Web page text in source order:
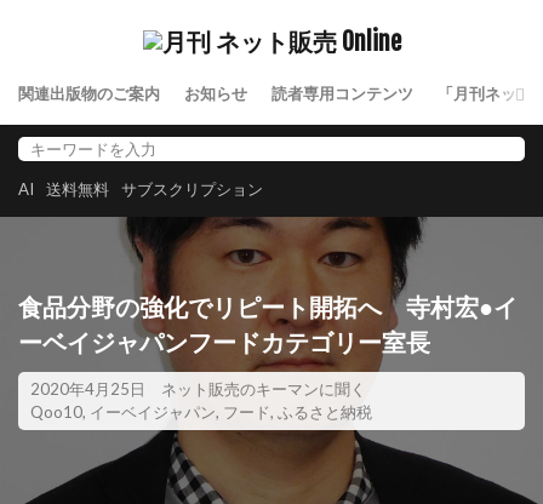
関連出版物のご案内 お知らせ 読者専用コンテンツ 「月刊ネット
AI 送料無料 サブスクリプション
食品分野の強化でリピート開拓へ 寺村宏●イ
ーベイジャパンフードカテゴリー室長
2020年4月25日
ネット販売のキーマンに聞く
Qoo10, イーベイジャパン, フード, ふるさと納税